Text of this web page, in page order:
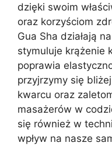
dzięki swoim
oraz korzyściom
Gua Sha działają
stymuluje krążenie
poprawia
przyjrzymy się
kwarcu oraz
masażerów w
się również w
wpływ na nasze